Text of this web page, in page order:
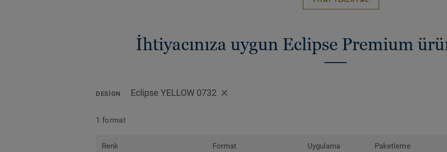
İhtiyacınıza uygun Eclipse Premium
DESIGN Eclipse YELLOW 0732
1 format
Renk Format Uygulama Paketleme